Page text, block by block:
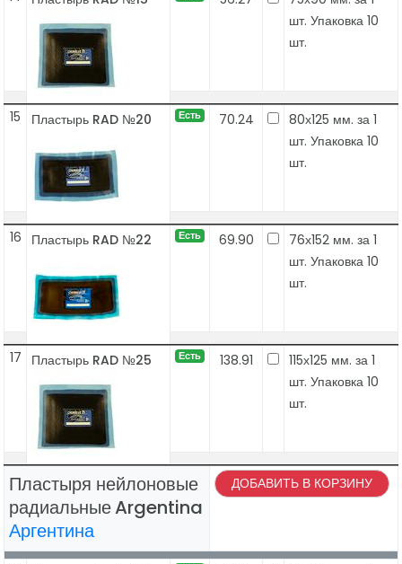
шт. Упаковка 10
шт.
15 Пластырь RAD №20 Есть 70.24
80х125 мм. за 1
шт. Упаковка 10
шт.
16 Пластырь RAD №22 Есть 69.90
76х152 мм. за 1
шт. Упаковка 10
шт.
17 Пластырь RAD №25 Есть 138.91
115х125 мм. за 1
шт. Упаковка 10
шт.
Пластыря нейлоновые
радиальныеArgentina
Аргентина
ДОБАВИТЬ В КОРЗИНУ